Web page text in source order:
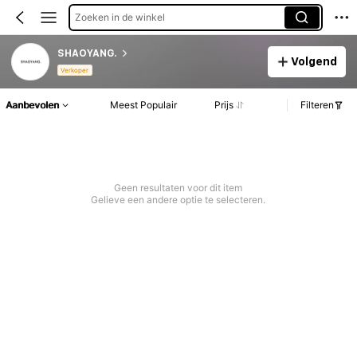
Zoeken in de winkel
SHAOYANG.
Verkoper
Volgend
Aanbevolen Meest Populair Prijs Filteren
Geen resultaten voor dit item
Gelieve een andere optie te selecteren.